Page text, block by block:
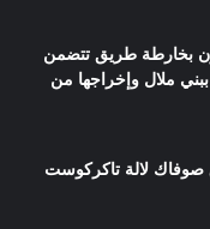
بخارطة طريق تتضمن
ملال وإخراجها من
صوفاك لالة تاكركوست